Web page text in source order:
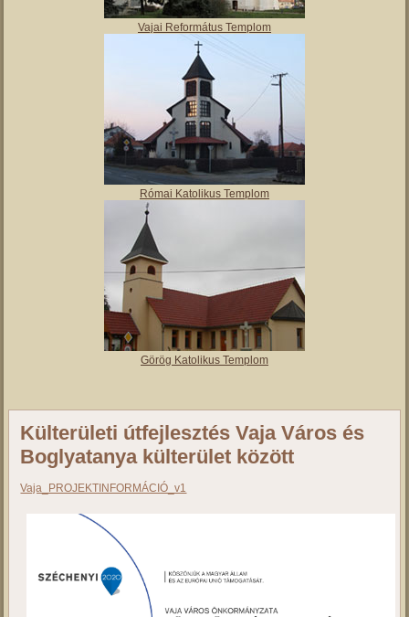
Vajai Református Templom
Római Katolikus Templom
Görög Katolikus Templom
Külterületi útfejlesztés Vaja Város és
Boglyatanya külterület között
Vaja_PROJEKTINFORMÁCIÓ_v1